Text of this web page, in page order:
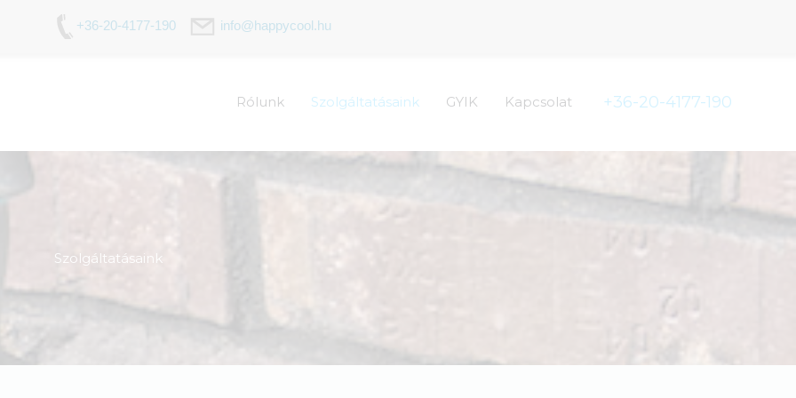
+36-20-4177-190 info@happycool.hu
Rólunk Szolgáltatásaink GYIK Kapcsolat +36-20-4177-190
Szolgáltatásaink